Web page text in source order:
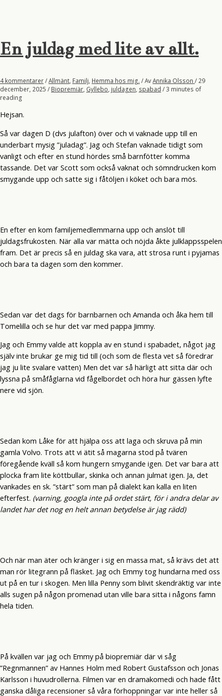
En juldag med lite av allt.
4 kommentarer/Allmänt Familj Hemma hos mig. / AvAnnika Olsson / 29
december, 2025 / Biopremiär Gyllebo juldagen spabad /3 minutes of
reading
Hejsan.
Så var dagen D (dvs julafton) över och vi vaknade upp till en
underbart mysig ”juladag”. Jag och Stefan vaknade tidigt som
vanligt och efter en stund hördes små barnfötter komma
tassande. Det var Scott som också vaknat och sömndrucken kom
smygande upp och satte sig i fåtöljen i köket och bara mös.
En efter en kom familjemedlemmarna upp och anslöt till
juldagsfrukosten. När alla var mätta och nöjda åkte julklappsspelen
fram. Det är precis så en juldag ska vara, att strosa runt i pyjamas
och bara ta dagen som den kommer.
Sedan var det dags för barnbarnen och Amanda och åka hem till
Tomelilla och se hur det var med pappa Jimmy.
Jag och Emmy valde att koppla av en stund i spabadet, något jag
själv inte brukar ge mig tid till (och som de flesta vet så föredrar
jag ju lite svalare vatten) Men det var så härligt att sitta där och
lyssna på småfåglarna vid fågelbordet och höra hur gässen lyfte
nere vid sjön.
Sedan kom Låke för att hjälpa oss att laga och skruva på min
gamla Volvo. Trots att vi ätit så magarna stod på tvären
föregående kväll så kom hungern smygande igen. Det var bara att
plocka fram lite köttbullar, skinka och annan julmat igen. Ja, det
vankades en sk. ”stärt” som man på dialekt kan kalla en liten
efterfest. (varning, googla inte på ordet stärt, för i andra delar av
landet har det nog en helt annan betydelse är jag rädd)
Och när man äter och kränger i sig en massa mat, så krävs det att
man rör litegrann på fläsket. Jag och Emmy tog hundarna med oss
ut på en tur i skogen. Men lilla Penny som blivit skendräktig var inte
alls sugen på någon promenad utan ville bara sitta i någons famn
hela tiden.
På kvällen var jag och Emmy på biopremiär där vi såg
”Regnmannen” av Hannes Holm med Robert Gustafsson och Jonas
Karlsson i huvudrollerna. Filmen var en dramakomedi och hade fått
ganska dåliga recensioner så våra förhoppningar var inte heller så